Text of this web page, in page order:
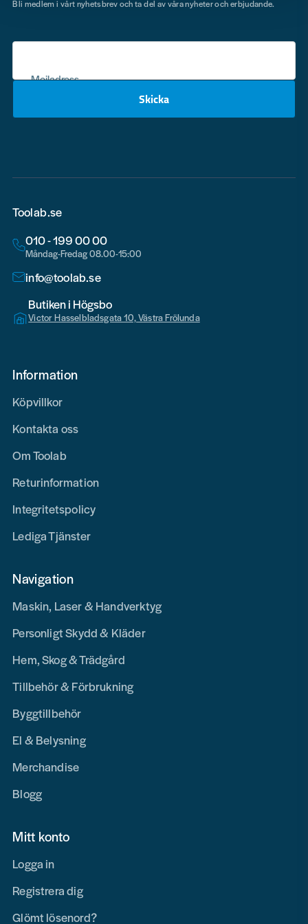
Mejladress
Skicka
Bli medlem i vårt nyhetsbrev och ta del av våra nyheter och erbjudande.
Toolab.se
010 - 199 00 00
Måndag-Fredag 08.00-15:00
info@toolab.se
Butiken i Högsbo
Victor Hasselbladsgata 10, Västra Frölunda
Information
Köpvillkor
Kontakta oss
Om Toolab
Returinformation
Integritetspolicy
Lediga Tjänster
Navigation
Maskin, Laser & Handverktyg
Personligt Skydd & Kläder
Hem, Skog & Trädgård
Tillbehör & Förbrukning
Byggtillbehör
El & Belysning
Merchandise
Blogg
Mitt konto
Logga in
Registrera dig
Glömt lösenord?